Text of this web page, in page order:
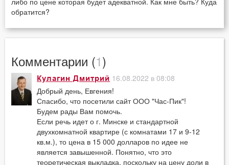
обратится?
Комментарии (1)
Кулагин Дмитрий 16.08.2022 в 08:08
Добрый день, Евгения!
Спасибо, что посетили сайт ООО "Час-Пик"!
Будем рады Вам помочь.
Если речь идет о г. Минске и стандартной
двухкомнатной квартире (с комнатами 17 и 9-12
кв.м.), то цена в 15 000 долларов по идее не
является завышенной. Понятно, что это
теоретическая выкладка, поскольку на цену доли в